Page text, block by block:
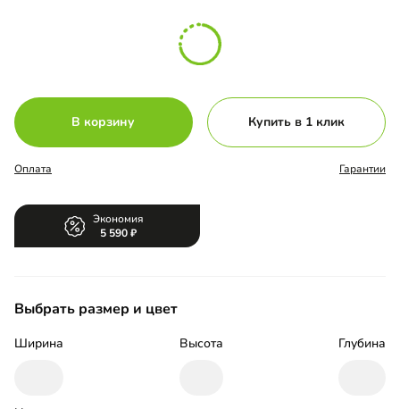
В корзину Купить в 1 клик
Оплата Гарантии
Экономия
5 590
Выбрать размер и цвет
Ширина Высота Глубина